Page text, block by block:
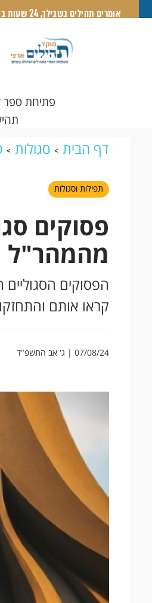
אומרים תהילים בשבילך, 24 שעות ביממה | 1-700-700-721
פתיחת ספר
דף הבית סגולות
מהמהר"ל מפראג
תפילות וסגולות
פסוקים
מהמהר"ל
הפסוקים
קראו אותם
07/08/24 | ג' אב התשפ"ד